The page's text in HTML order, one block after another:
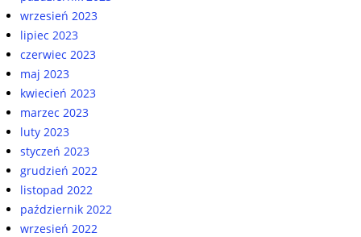
wrzesień 2023
lipiec 2023
czerwiec 2023
maj 2023
kwiecień 2023
marzec 2023
luty 2023
styczeń 2023
grudzień 2022
listopad 2022
październik 2022
wrzesień 2022